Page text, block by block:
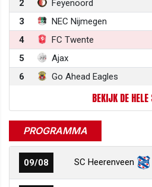
2
Feyenoord
3
NEC Nijmegen
4
FC Twente
5
Ajax
6
Go Ahead Eagles
BEKIJK DE HELE
PROGRAMMA
09/08 SC Heerenveen